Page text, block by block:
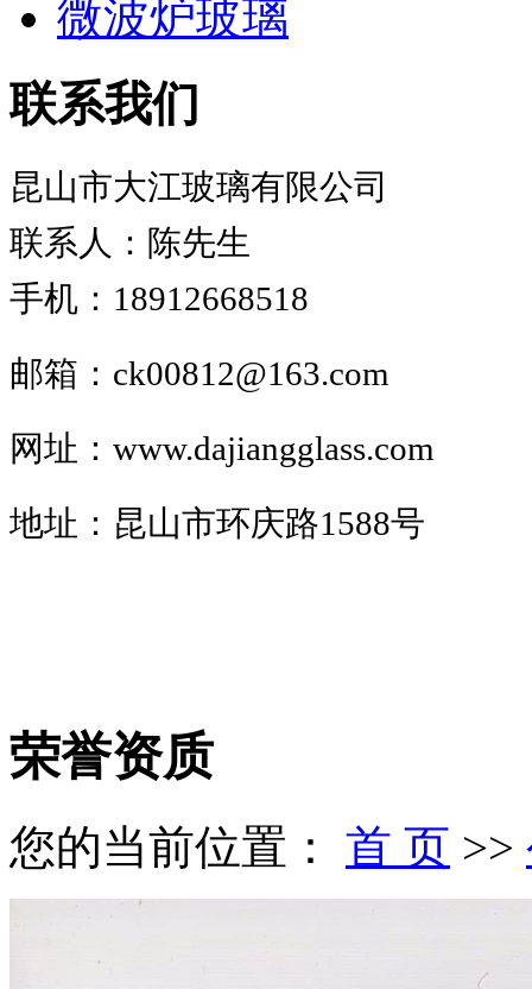
微波炉玻璃
联系我们
昆山市大江玻璃有限公司
联系人：陈先生
手机：18912668518
邮箱：ck00812@163.com
网址：www.dajiangglass.com
地址：昆山市环庆路1588号
荣誉资质
您的当前位置： 首 页 >>